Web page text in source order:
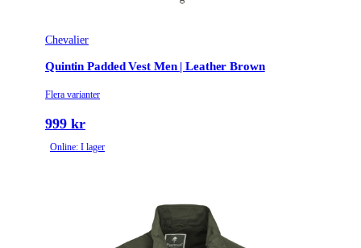
Chevalier
Quintin Padded Vest Men | Leather Brown
Flera varianter
999 kr
Online: I lager